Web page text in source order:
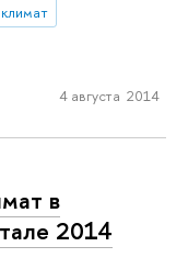
4 августа 2014
в
2014